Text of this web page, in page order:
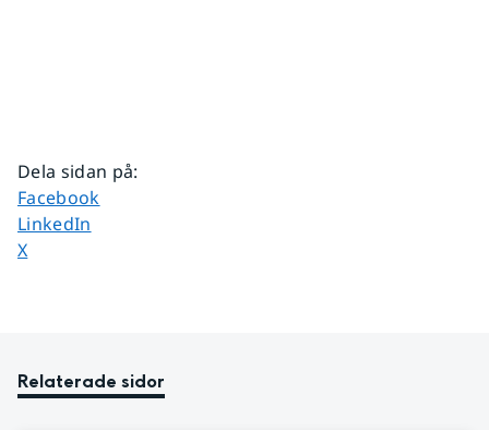
Dela sidan på:
Dela sidan på
Facebook
Dela sidan på
LinkedIn
Dela sidan på
X
Relaterade sidor